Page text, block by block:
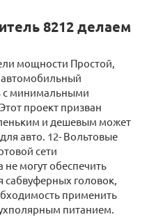
8212 делаем
мощности Простой,
с минимальными
проект призван
и дешевым может
авто. 12- Вольтовые
сети
могут обеспечить
головок,
применить
питанием.